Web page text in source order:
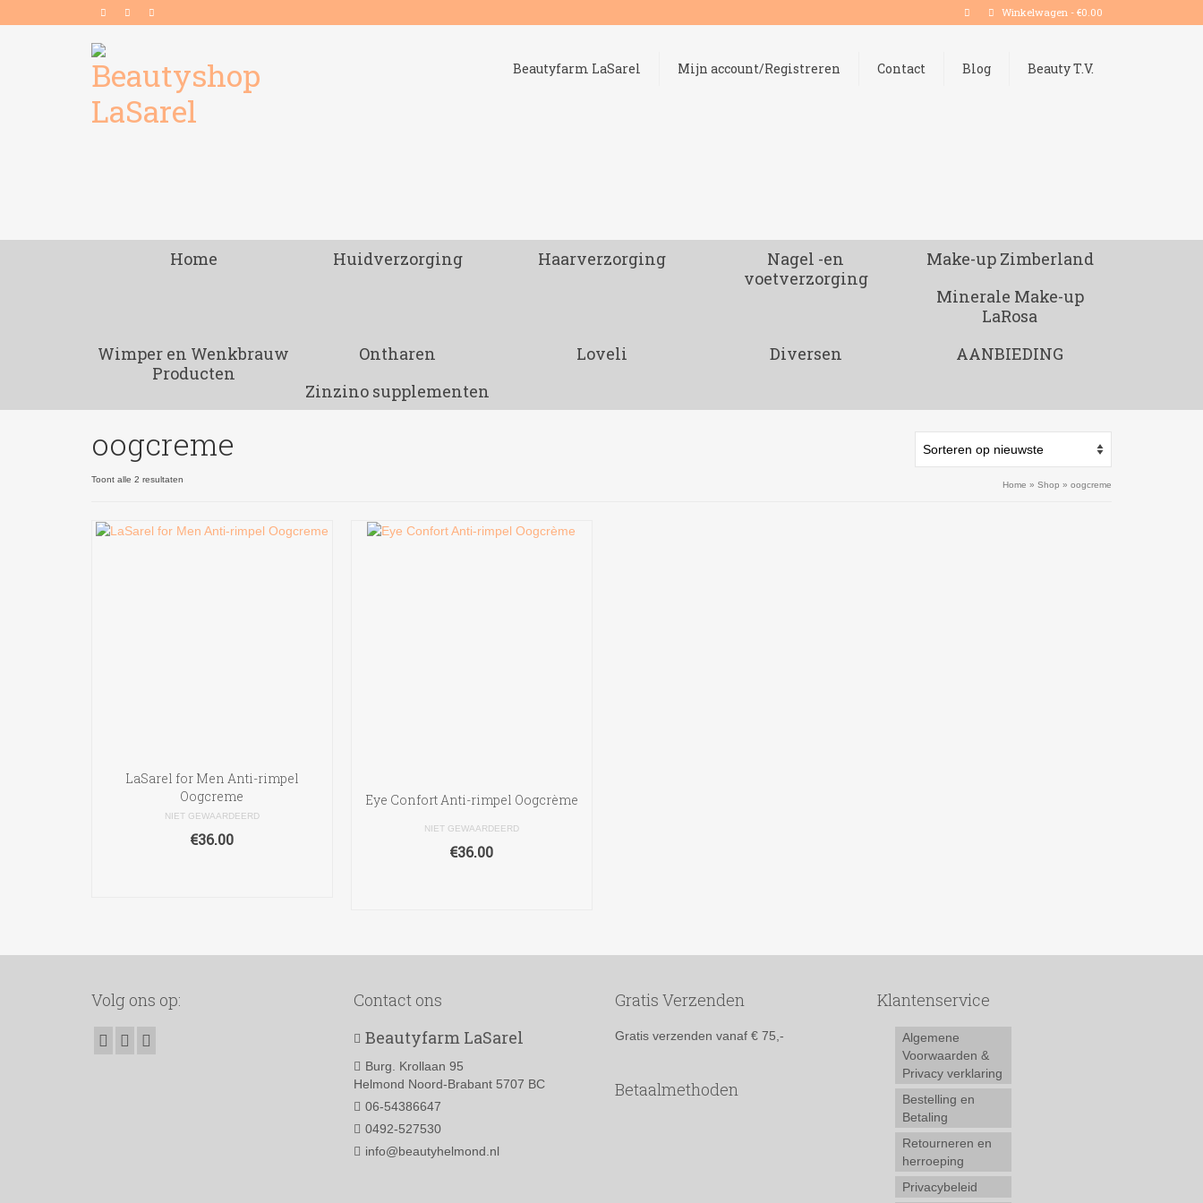
Winkelwagen - €0.00
Beautyfarm LaSarel Mijn account/Registreren Contact Blog Beauty T.V.
Home Huidverzorging Haarverzorging
Nagel -en
voetverzorging
Make-up Zimberland
Minerale Make-up
LaRosa
Wimper en Wenkbrauw
Producten
Ontharen Loveli Diversen
AANBIEDING
Zinzino supplementen
oogcreme
Toont alle 2 resultaten
Home » Shop » oogcreme
LaSarel for Men Anti-rimpel
Oogcreme
NIET GEWAARDEERD
€36.00
Eye Confort Anti-rimpel Oogcrème
NIET GEWAARDEERD
€36.00
Volg ons op:
Contact ons
Beautyfarm LaSarel
Burg. Krollaan 95
Helmond Noord-Brabant 5707 BC
06-54386647
0492-527530
info@beautyhelmond.nl
Gratis Verzenden
Gratis verzenden vanaf € 75,-
Betaalmethoden
Klantenservice
Algemene
Voorwaarden &
Privacy verklaring
Bestelling en
Betaling
Retourneren en
herroeping
Privacybeleid